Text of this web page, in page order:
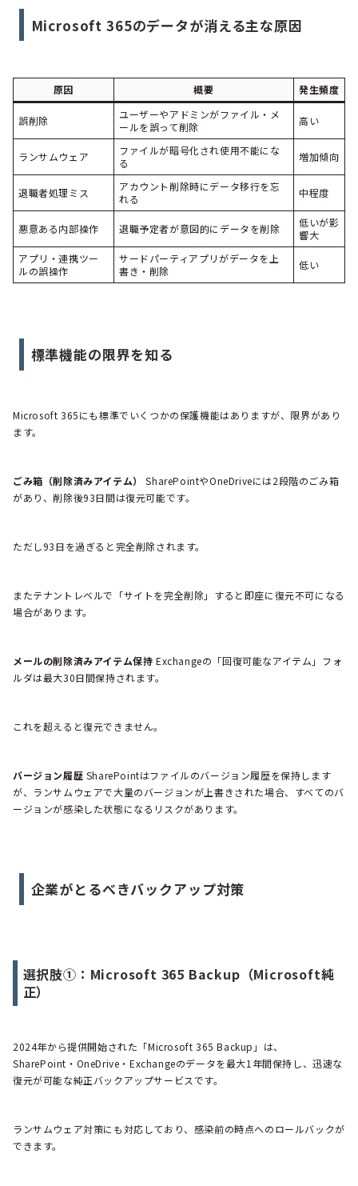
Microsoft 365のデータが消える主な原因
原因 概要 発生頻度
誤削除
ユーザーやアドミンがファイル・メ
ールを誤って削除
高い
ランサムウェア
ファイルが暗号化され使用不能にな
る
増加傾向
退職者処理ミス
アカウント削除時にデータ移行を忘
れる
中程度
悪意ある内部操作 退職予定者が意図的にデータを削除
低いが影
響大
アプリ・連携ツー
ルの誤操作
サードパーティアプリがデータを上
書き・削除
低い
標準機能の限界を知る
Microsoft 365にも標準でいくつかの保護機能はありますが、限界があり
ます。
ごみ箱（削除済みアイテム）
SharePointやOneDriveには2段階のごみ箱
があり、削除後93日間は復元可能です。
ただし93日を過ぎると完全削除されます。
またテナントレベルで「サイトを完全削除」すると即座に復元不可になる
場合があります。
メールの削除済みアイテム保持 Exchangeの「回復可能なアイテム」フォ
ルダは最大30日間保持されます。
これを超えると復元できません。
バージョン履歴 SharePointはファイルのバージョン履歴を保持します
が、ランサムウェアで大量のバージョンが上書きされた場合、すべてのバ
ージョンが感染した状態になるリスクがあります。
企業がとるべきバックアップ対策
選択肢①：Microsoft 365 Backup（Microsoft純
正）
2024年から提供開始された「Microsoft 365 Backup」は、
SharePoint・OneDrive・Exchangeのデータを最大1年間保持し、迅速な
復元が可能な純正バックアップサービスです。
ランサムウェア対策にも対応しており、感染前の時点へのロールバックが
できます。